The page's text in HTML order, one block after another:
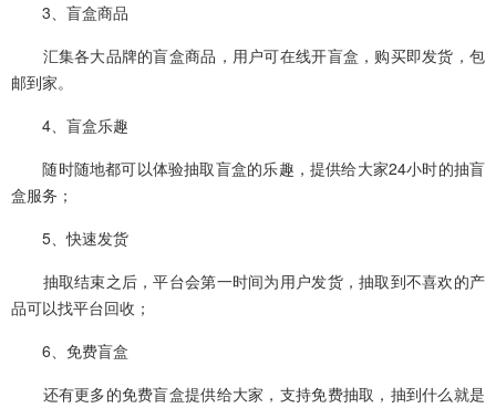
3、盲盒商品
汇集各大品牌的盲盒商品，用户可在线开盲盒，购买即发货，包
邮到家。
4、盲盒乐趣
随时随地都可以体验抽取盲盒的乐趣，提供给大家24小时的抽盲
盒服务；
5、快速发货
抽取结束之后，平台会第一时间为用户发货，抽取到不喜欢的产
品可以找平台回收；
6、免费盲盒
还有更多的免费盲盒提供给大家，支持免费抽取，抽到什么就是